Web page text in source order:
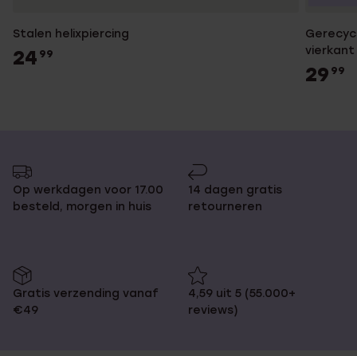
Stalen helixpiercing
24 99
vierkant
29 99
Op werkdagen voor 17.00
besteld, morgen in huis
14 dagen gratis
retourneren
Gratis verzending vanaf
€49
4,59 uit 5 (55.000+
reviews)